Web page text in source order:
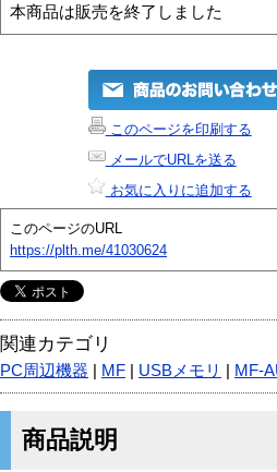
本商品は販売を終了しました
このページを印刷する
メールでURLを送る
お気に入りに追加する
このページのURL
https://plth.me/41030624
関連カテゴリ
PC周辺機器 MF USBメモリ MF-
商品説明